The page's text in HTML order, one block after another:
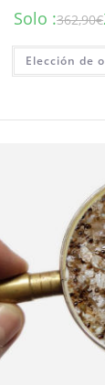
Solo :362,90€
El
El
es:
Elección de